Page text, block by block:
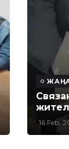
16 Feb,